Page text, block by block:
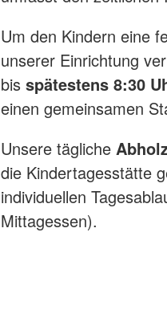
Um den Kindern eine
unserer Einrichtung
bis spätestens 8:30
einen gemeinsamen
Unsere tägliche
die Kindertagesstätte
individuellen
Mittagessen).